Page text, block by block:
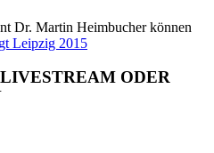
Dr. Martin Heimbucher können
Leipzig 2015
ODER